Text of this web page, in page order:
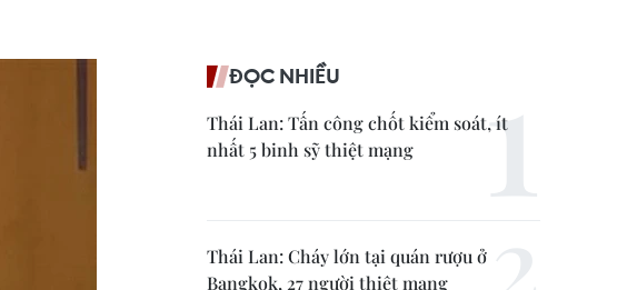
ĐỌC NHIỀU
Thái Lan: Tấn công chốt kiểm soát, ít
nhất 5 binh sỹ thiệt mạng
Thái Lan: Cháy lớn tại quán rượu ở
Bangkok, 27 người thiệt mạng